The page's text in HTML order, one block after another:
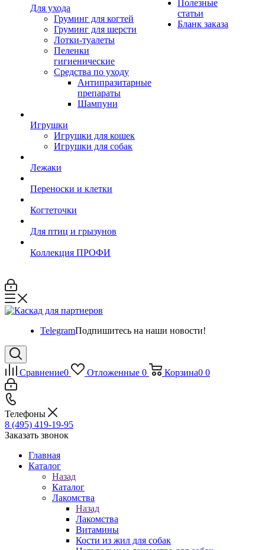
Для ухода
Груминг для когтей
Груминг для шерсти
Лотки-туалеты
Пеленки
гигиенические
Средства по уходу
Антипразитарные
препараты
Шампуни
Игрушки
Игрушки для кошек
Игрушки для собак
Лежаки
Переноски и клетки
Когтеточки
Для птиц и грызунов
Коллекция ПРОФИ
Полезные
статьи
Бланк заказа
TelegramПодпишитесь на наши новости!
Сравнение0 Отложенные 0 Корзина0 0
Телефоны
8 (495) 419-19-95
Заказать звонок
Главная
Каталог
Назад
Каталог
Лакомства
Назад
Лакомства
Витамины
Кости из жил для собак